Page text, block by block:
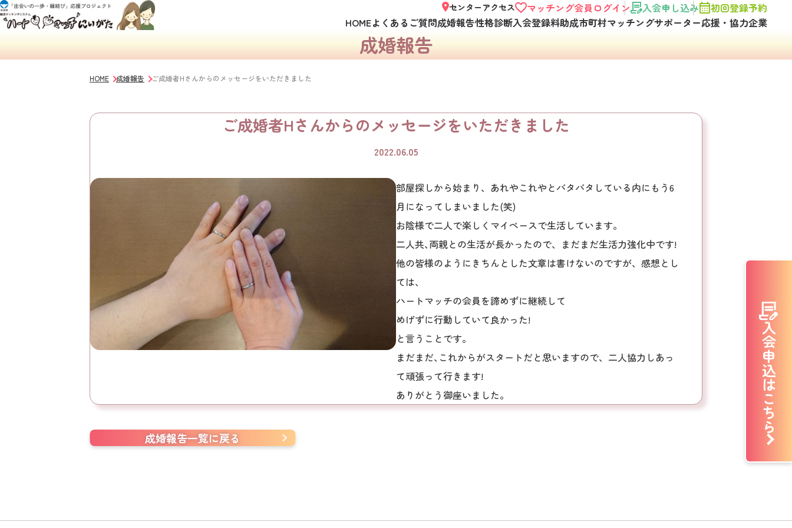
センターアクセス マッチング会員ログイン 入会申し込み
初回登録予約
HOMEよくあるご質問成婚報告性格診断入会登録料助成市町村マッチングサポーター応援・協力企業
成婚報告
HOME 成婚報告 ご成婚者Hさんからのメッセージをいただきました
ご成婚者Hさんからのメッセージをいただきました
2022.06.05
部屋探しから始まり、あれやこれやとバタバタしている内にもう6
月になってしまいました(笑)
お陰様で二人で楽しくマイペースで生活しています。
二人共､両親との生活が長かったので、まだまだ生活力強化中です!
他の皆様のようにきちんとした文章は書けないのですが、感想とし
ては、
ハートマッチの会員を諦めずに継続して
めげずに行動していて良かった!
と言うことです。
まだまだ､これからがスタートだと思いますので、二人協力しあっ
て頑張って行きます!
ありがとう御座いました。
成婚報告一覧に戻る
入会申込はこちら